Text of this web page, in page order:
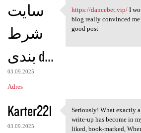
سایت
شرط
بندی d...
03.09.2025
Adres
https://
https://dancebet.vip/I
blog really convinced
good post
Karter221
03.09.2025
Seriously! What
Seriously! What exactly
write-up has become in
liked, book-marked,